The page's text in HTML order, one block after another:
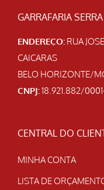
GARRAFARIA
ENDEREÇO: RUA
CAICARAS
BELO HORIZONTE/
CNPJ:18.921.882/
CENTRAL DO
MINHA CONTA
LISTA DE